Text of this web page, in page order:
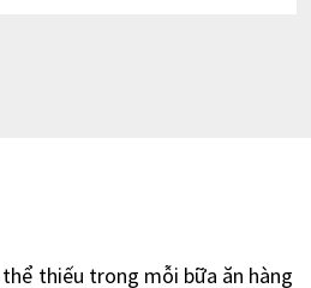
thiếu trong mỗi bữa ăn hàng